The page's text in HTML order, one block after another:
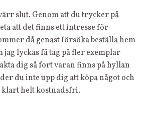
slut. Genom att du trycker på
att det finns ett intresse för
då genast försöka beställa hem
jag lyckas få tag på fler exemplar
dig så fort varan finns på hyllan
du inte upp dig att köpa något och
klart helt kostnadsfri.